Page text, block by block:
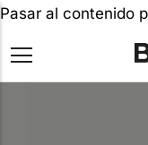
Pasar al contenido